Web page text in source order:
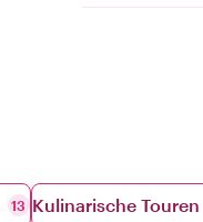
13 Kulinarische Touren